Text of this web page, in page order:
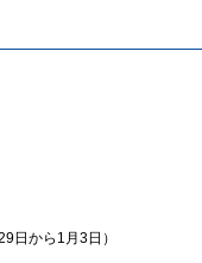
日から1月3日）